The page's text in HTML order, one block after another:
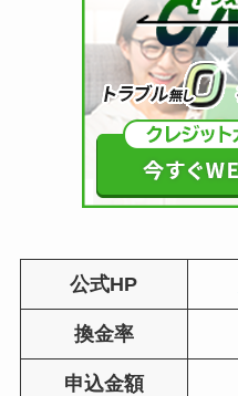
公式HP
換金率
申込金額